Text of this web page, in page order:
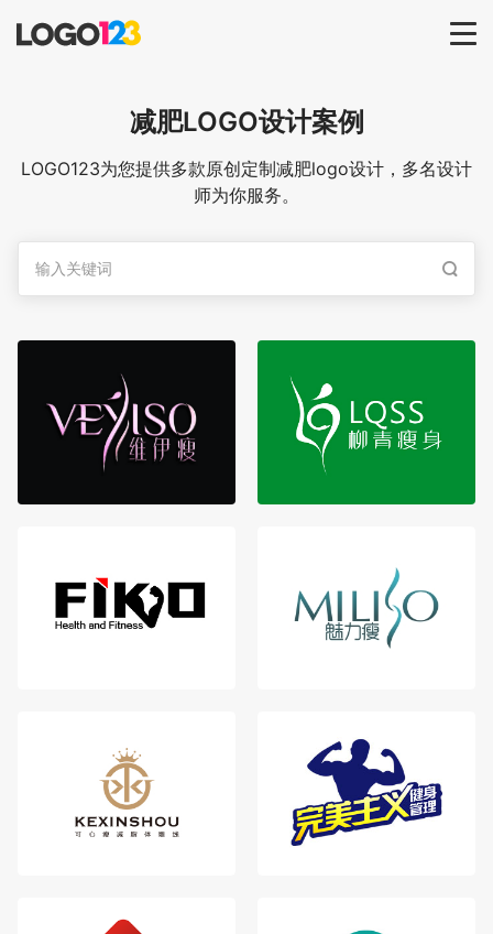
选择套餐→
商标版权
减肥LOGO设计案例
LOGO123为您提供多款原创定制减肥logo设计，多名设计
师为你服务。